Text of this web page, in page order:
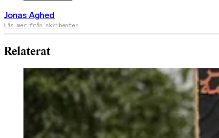
Jonas Aghed
Läs mer från skribenten
Relaterat